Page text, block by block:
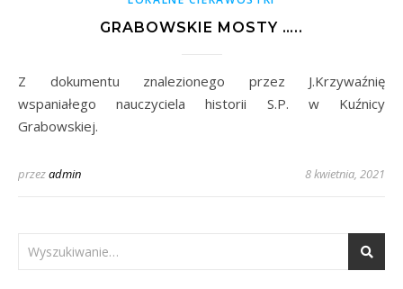
GRABOWSKIE MOSTY …..
Z dokumentu znalezionego przez J.Krzywaźnię
wspaniałego nauczyciela historii S.P. w Kuźnicy
Grabowskiej.
przezadmin 8 kwietnia, 2021